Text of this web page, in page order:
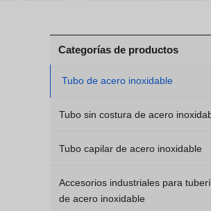
Categorías de productos
Tubo de acero inoxidable
Tubo sin costura de acero
Tubo capilar de acero inoxidable
Accesorios industriales para
de acero inoxidable